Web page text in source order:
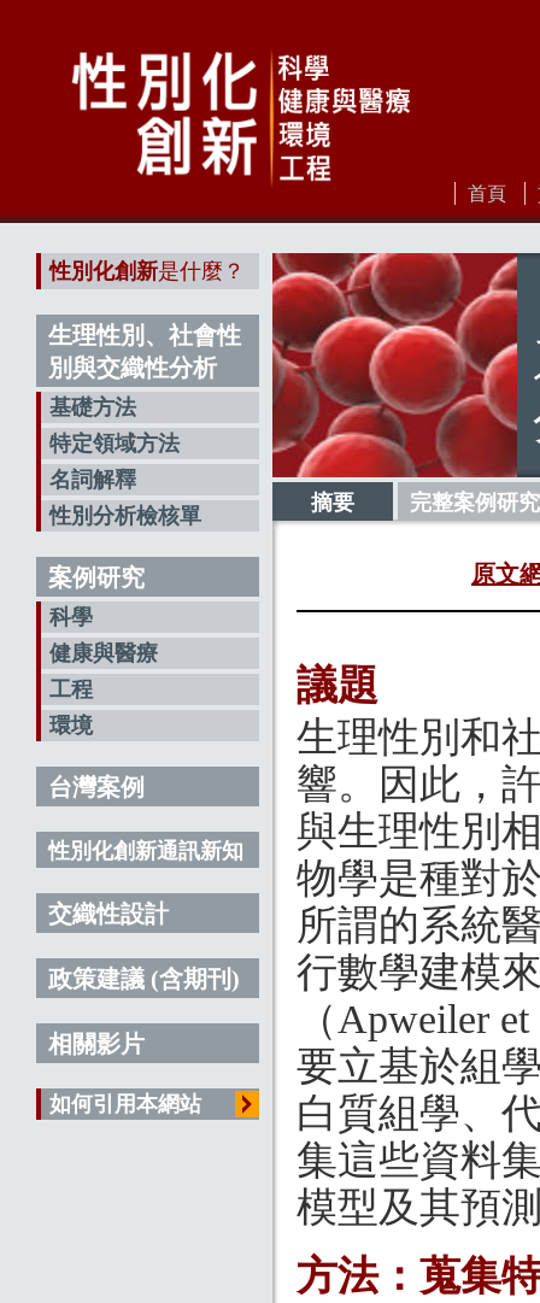
首頁
性別化創新是什麼？
生理性別、社會性
別與交織性分析
基礎方法
特定領域方法
名詞解釋
性別分析檢核單
案例研究
科學
健康與醫療
工程
環境
台灣案例
性別化創新通訊新知
交織性設計
政策建議 (含期刊)
相關影片
如何引用本網站
摘要 完整案例研究
原文
議題
生理性別和
響。因此，
與生理性別
物學是種對
所謂的系統
行數學建模
（Apweiler
要立基於組
白質組學、
集這些資料
模型及其預
方法：蒐集